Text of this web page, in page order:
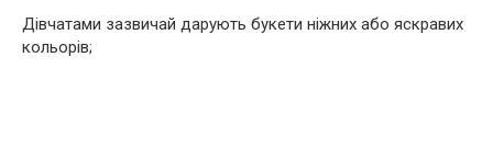
Дівчатами зазвичай дарують букети ніжних або яскравих
кольорів;